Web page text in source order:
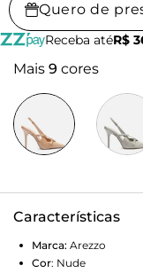
Quero de
Receba atéR$
Mais 9 cores
Características
Marca: Arezzo
Cor: Nude